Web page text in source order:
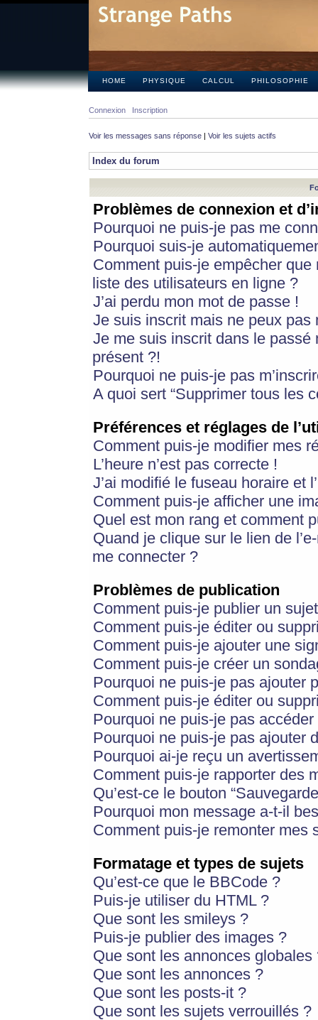
HOME PHYSIQUE CALCUL PHILOSOPHIE
Connexion Inscription
Voir les messages sans réponse | Voir les sujets actifs
Index du forum
Problèmes de connexion et
Pourquoi ne puis-je pas me
Pourquoi suis-je
Comment puis-je empêcher
liste des utilisateurs en ligne ?
J’ai perdu mon mot de passe !
Je suis inscrit mais ne peux pas
Je me suis inscrit dans le
présent ?!
Pourquoi ne puis-je pas
A quoi sert “Supprimer tous les
Préférences et réglages de
Comment puis-je modifier mes
L’heure n’est pas correcte !
J’ai modifié le fuseau horaire et
Comment puis-je afficher une
Quel est mon rang et comment
Quand je clique sur le lien de
me connecter ?
Problèmes de publication
Comment puis-je publier un
Comment puis-je éditer ou
Comment puis-je ajouter une
Comment puis-je créer un
Pourquoi ne puis-je pas ajouter
Comment puis-je éditer ou
Pourquoi ne puis-je pas
Pourquoi ne puis-je pas ajouter
Pourquoi ai-je reçu un
Comment puis-je rapporter des
Qu’est-ce le bouton
Pourquoi mon message a-t-il
Comment puis-je remonter mes
Formatage et types de sujets
Qu’est-ce que le BBCode ?
Puis-je utiliser du HTML ?
Que sont les smileys ?
Puis-je publier des images ?
Que sont les annonces globales
Que sont les annonces ?
Que sont les posts-it ?
Que sont les sujets verrouillés ?